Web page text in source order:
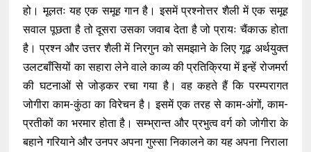
हो। मूलतः यह एक समूह गान है। इसमें प्रश्नोत्तर शैली में एक समूह
सवाल पूछता है तो दूसरा उसका जवाब देता है जो प्रायः चैंकाऊ होता
है। प्रश्न और उत्तर शैली में निरगुन को समझाने के लिए गूढ़ अर्थयुक्त
उलटबाँसियों का सहारा लेने वाले काव्य की प्रतिक्रिया में इन्हें रोजमर्रा
की घटनाओं से जोड़कर रचा गया है। वह कहते हैं कि परम्परागत
जोगीरा काम-कुंठा का विरेचन है। इसमें एक तरह से काम-अंगों, काम-
प्रतीकों का भरमार होता है। सम्भ्रान्त और प्रभुत्व वर्ग को जोगीरा के
बहाने गरियाने और उनपर अपना गुस्सा निकालने का यह अपना निराला